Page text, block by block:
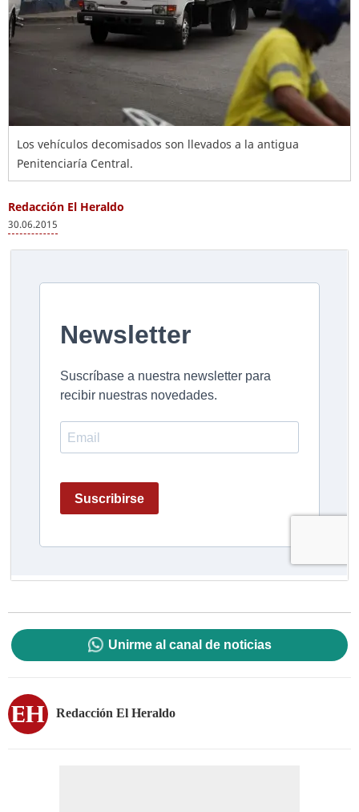
Los vehículos decomisados son llevados a la antigua
Penitenciaría Central.
Redacción El Heraldo
30.06.2015
Unirme al canal de noticias
Redacción El Heraldo